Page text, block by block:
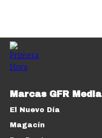
Marcas GFR Media
El Nuevo Día
Magacín